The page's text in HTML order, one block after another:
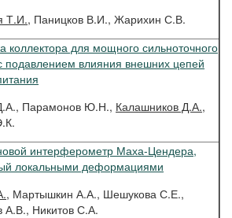
Т.И., Паницков В.И., Жарихин С.В.
коллектора для мощного сильноточного
подавлением влияния внешних цепей
Парамонов Ю.Н., Калашников Д.А.,
интерферометр Маха-Цендера,
локальными деформациями
, Мартышкин А.А., Шешукова С.Е.,
А.В., Никитов С.А.